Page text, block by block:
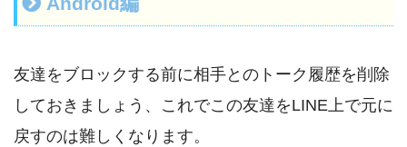
友達をブロックする前に相手とのトーク履歴を削除
しておきましょう、これでこの友達をLINE上で元に
戻すのは難しくなります。